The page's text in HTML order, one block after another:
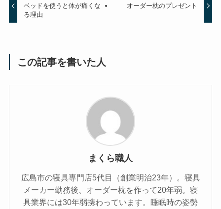
ベッドを使うと体が痛くな
る理由
オーダー枕のプレゼント
この記事を書いた人
まくら職人
広島市の寝具専門店5代目（創業明治23年）。寝具
メーカー勤務後、オーダー枕を作って20年弱。寝
具業界には30年弱携わっています。睡眠時の姿勢